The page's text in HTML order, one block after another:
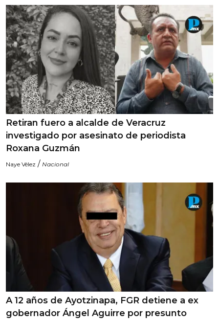
Retiran fuero a alcalde de Veracruz
investigado por asesinato de periodista
Roxana Guzmán
Naye Vélez / Nacional
A 12 años de Ayotzinapa, FGR detiene a ex
gobernador Ángel Aguirre por presunto